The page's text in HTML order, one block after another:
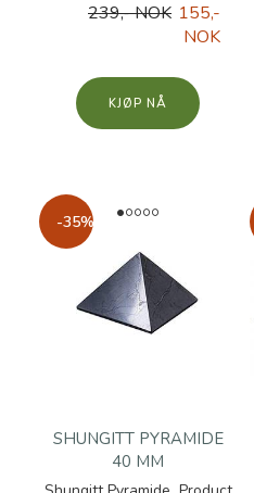
239,- NOK 155,-
NOK
KJØP
-35%
SHUNGITT PYRAMIDE
40 MM